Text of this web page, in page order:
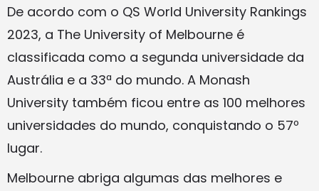
De acordo com o QS World University Rankings
2023, a The University of Melbourne é
classificada como a segunda universidade da
Austrália e a 33ª do mundo. A Monash
University também ficou entre as 100 melhores
universidades do mundo, conquistando o 57º
lugar.
Melbourne abriga algumas das melhores e